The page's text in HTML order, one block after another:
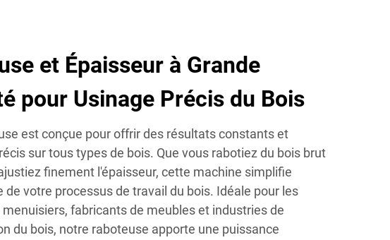
et Épaisseur à Grande
pour Usinage Précis du Bois
est conçue pour offrir des résultats constants et
sur tous types de bois. Que vous rabotiez du bois brut
finement l'épaisseur, cette machine simplifie
de votre processus de travail du bois. Idéale pour les
fabricants de meubles et industries de
du bois, notre raboteuse apporte une puissance